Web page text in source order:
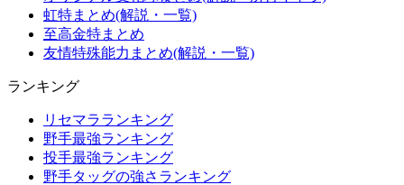
虹特まとめ(解説・一覧)
至高金特まとめ
友情特殊能力まとめ(解説・一覧)
ランキング
リセマラランキング
野手最強ランキング
投手最強ランキング
野手タッグの強さランキング